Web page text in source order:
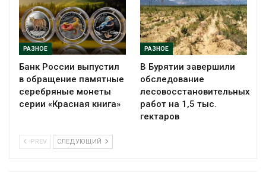
РАЗНОЕ
Банк России выпустил
в обращение памятные
серебряные монеты
серии «Красная книга»
РАЗНОЕ
В Бурятии завершили
обследование
лесовосстановительных
работ на 1,5 тыс.
гектаров
PREV СЛЕДУЮЩИЙ